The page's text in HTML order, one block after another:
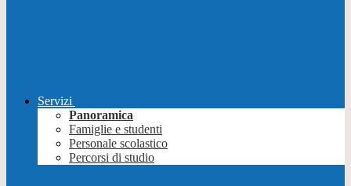
Servizi
Panoramica
Famiglie e studenti
Personale scolastico
Percorsi di studio